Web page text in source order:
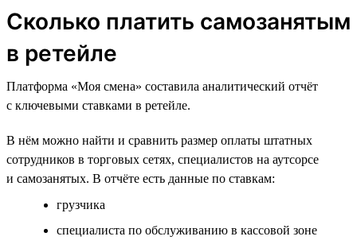
Сколько платить самозанятым
в ретейле
Платформа «Моя смена» составила аналитический отчёт
с ключевыми ставками в ретейле.
В нём можно найти и сравнить размер оплаты штатных
сотрудников в торговых сетях, специалистов на аутсорсе
и самозанятых. В отчёте есть данные по ставкам:
грузчика
специалиста по обслуживанию в кассовой зоне